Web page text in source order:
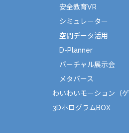
安全教育VR
シミュレーター
空間データ活用
D-Planner
バーチャル展示会
メタバース
わいわいモーション（ゲ
3DホログラムBOX